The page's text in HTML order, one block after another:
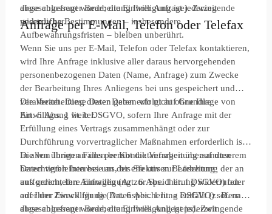
diese abgefragt wurde; die Einwilligung ist jederzeit
widerrufbar.
abgeschlossener Bearbeitung Ihrer Anfrage). Zwingende
gesetzliche Bestimmungen – insbesondere
Aufbewahrungsfristen – bleiben unberührt.
Anfrage per E-Mail, Telefon oder Telefax
Wenn Sie uns per E-Mail, Telefon oder Telefax kontaktieren,
wird Ihre Anfrage inklusive aller daraus hervorgehenden
personenbezogenen Daten (Name, Anfrage) zum Zwecke
der Bearbeitung Ihres Anliegens bei uns gespeichert und
verarbeitet. Diese Daten geben wir nicht ohne Ihre
Einwilligung weiter.
Die Verarbeitung dieser Daten erfolgt auf Grundlage von
Art. 6 Abs. 1 lit. b DSGVO, sofern Ihre Anfrage mit der
Erfüllung eines Vertrags zusammenhängt oder zur
Durchführung vorvertraglicher Maßnahmen erforderlich ist.
In allen übrigen Fällen beruht die Verarbeitung auf unserem
berechtigten Interesse an der effektiven Bearbeitung der an
uns gerichteten Anfragen (Art. 6 Abs. 1 lit. f DSGVO) oder
auf Ihrer Einwilligung (Art. 6 Abs. 1 lit. a DSGVO) sofern
diese abgefragt wurde; die Einwilligung ist jederzeit
Die von Ihnen an uns per Kontaktanfragen übersandten
Daten verbleiben bei uns, bis Sie uns zur Löschung
auffordern, Ihre Einwilligung zur Speicherung widerrufen
oder der Zweck für die Datenspeicherung entfällt (z. B. nach
abgeschlossener Bearbeitung Ihres Anliegens). Zwingende